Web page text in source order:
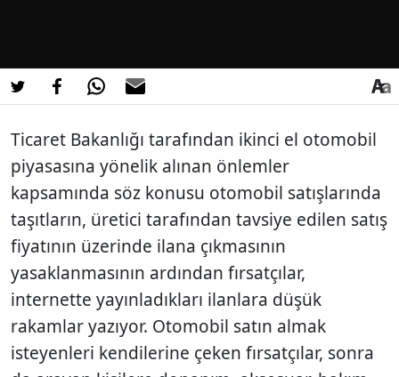
Ticaret Bakanlığı tarafından ikinci el otomobil
piyasasına yönelik alınan önlemler
kapsamında söz konusu otomobil satışlarında
taşıtların, üretici tarafından tavsiye edilen satış
fiyatının üzerinde ilana çıkmasının
yasaklanmasının ardından fırsatçılar,
internette yayınladıkları ilanlara düşük
rakamlar yazıyor. Otomobil satın almak
isteyenleri kendilerine çeken fırsatçılar, sonra